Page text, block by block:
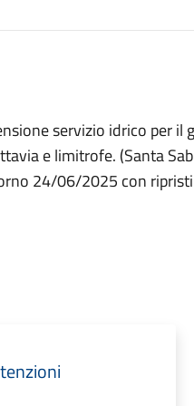
servizio idrico per il
e limitrofe. (Santa
24/06/2025 con